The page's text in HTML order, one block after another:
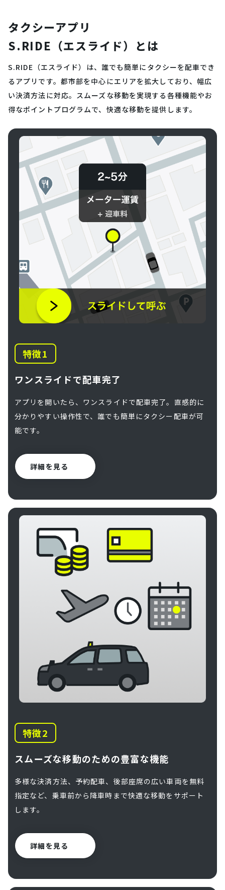
タクシーアプリ
S.RIDE（エスライド）とは
S.RIDE（エスライド）は、誰でも簡単にタクシーを配車でき
るアプリです。都市部を中心にエリアを拡大しており、幅広
い決済方法に対応。スムーズな移動を実現する各種機能やお
得なポイントプログラムで、快適な移動を提供します。
特徴
ワンスライドで配車完了
アプリを開いたら、ワンスライドで配車完了。直感的に
分かりやすい操作性で、誰でも簡単にタクシー配車が可
能です。
詳細を見る
特徴
スムーズな移動のための豊富な機能
多様な決済方法、予約配車、後部座席の広い車両を無料
指定など、乗車前から降車時まで快適な移動をサポート
します。
詳細を見る